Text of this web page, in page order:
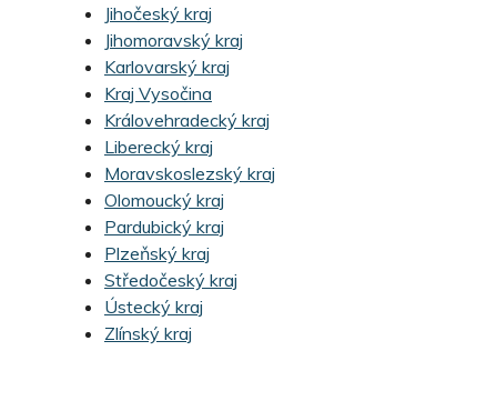
Jihočeský kraj
Jihomoravský kraj
Karlovarský kraj
Kraj Vysočina
Královehradecký kraj
Liberecký kraj
Moravskoslezský kraj
Olomoucký kraj
Pardubický kraj
Plzeňský kraj
Středočeský kraj
Ústecký kraj
Zlínský kraj